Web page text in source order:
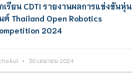
เรียน CDTI รายงานผลการแข่งขันหุ่น
ต์ Thailand Open Robotics
2024
30 เมษายน 2024